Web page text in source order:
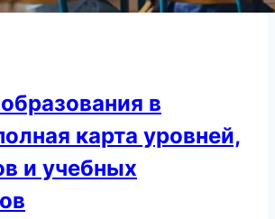
в
карта уровней,
и учебных